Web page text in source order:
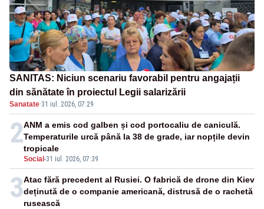
SANITAS: Niciun scenariu favorabil pentru angajații
din sănătate în proiectul Legii salarizării
Sanatate·31 iul. 2026, 07:29
2
Social -31 iul. 2026, 07:39
ANM a emis cod galben și cod portocaliu de caniculă.
Temperaturile urcă până la 38 de grade, iar nopțile devin
tropicale
3Atac fără precedent al Rusiei. O fabrică de drone din Kiev
deținută de o companie americană, distrusă de o rachetă
rusească